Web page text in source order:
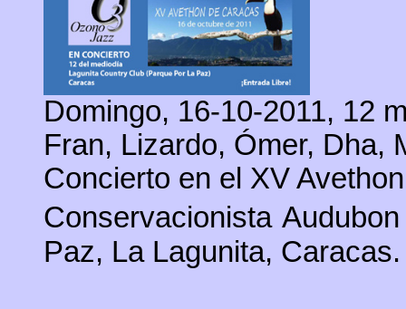
Domingo, 16-10-2011, 12
Fran, Lizardo, Ómer, Dha,
Concierto en el XV
Conservacionista
Paz, La Lagunita, Caracas.